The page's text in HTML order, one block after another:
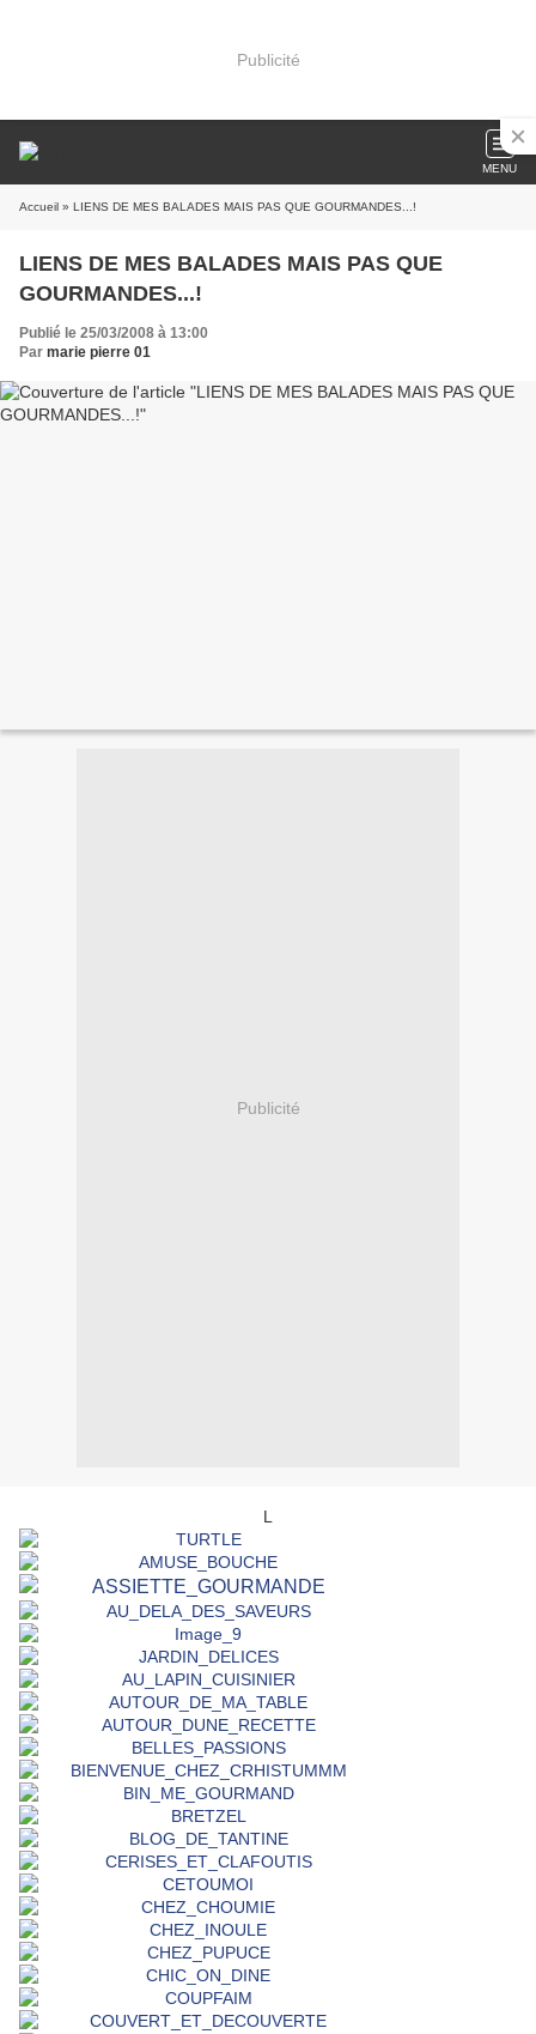
Publicité
MENU
Accueil » LIENS DE MES BALADES MAIS PAS QUE GOURMANDES...!
LIENS DE MES BALADES MAIS PAS QUE
GOURMANDES...!
Publié le 25/03/2008 à 13:00
Par marie pierre 01
Publicité
L